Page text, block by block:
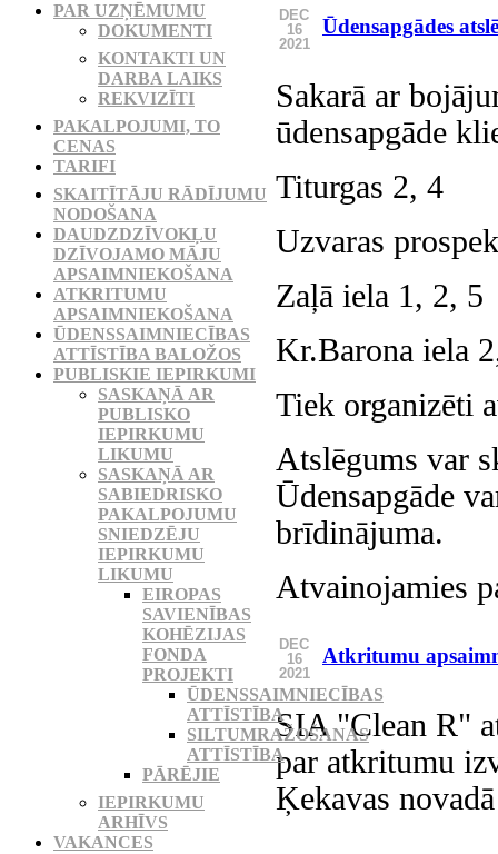
DEC
16
2021
Ūdensapgādes
Sakarā ar
ūdensapgāde
Titurgas 2, 4
Uzvaras
Zaļā iela 1, 2, 5
Kr.Barona iela
Tiek organizēti
Atslēgums var
Ūdensapgāde
brīdinājuma.
Atvainojamies
DEC
16
2021
Atkritumu
SIA "Clean R"
par atkritumu
Ķekavas novadā
PAR UZŅĒMUMU
DOKUMENTI
KONTAKTI UN
DARBA LAIKS
REKVIZĪTI
PAKALPOJUMI, TO
CENAS
TARIFI
SKAITĪTĀJU RĀDĪJUMU
NODOŠANA
DAUDZDZĪVOKĻU
DZĪVOJAMO MĀJU
APSAIMNIEKOŠANA
ATKRITUMU
APSAIMNIEKOŠANA
ŪDENSSAIMNIECĪBAS
ATTĪSTĪBA BALOŽOS
PUBLISKIE IEPIRKUMI
SASKAŅĀ AR
PUBLISKO
IEPIRKUMU
LIKUMU
SASKAŅĀ AR
SABIEDRISKO
PAKALPOJUMU
SNIEDZĒJU
IEPIRKUMU
LIKUMU
EIROPAS
SAVIENĪBAS
KOHĒZIJAS
FONDA
PROJEKTI
ŪDENSSAIMNIECĪBAS
ATTĪSTĪBA
SILTUMRAŽOŠANAS
ATTĪSTĪBA
PĀRĒJIE
IEPIRKUMU
ARHĪVS
VAKANCES